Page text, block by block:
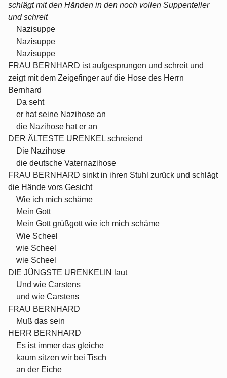
schlägt mit den Händen in den noch vollen Suppenteller
und schreit
Nazisuppe
Nazisuppe
Nazisuppe
FRAU BERNHARD ist aufgesprungen und schreit und
zeigt mit dem Zeigefinger auf die Hose des Herrn
Bernhard
Da seht
er hat seine Nazihose an
die Nazihose hat er an
DER ÄLTESTE URENKEL schreiend
Die Nazihose
die deutsche Vaternazihose
FRAU BERNHARD sinkt in ihren Stuhl zurück und schlägt
die Hände vors Gesicht
Wie ich mich schäme
Mein Gott
Mein Gott grüßgott wie ich mich schäme
Wie Scheel
wie Scheel
wie Scheel
DIE JÜNGSTE URENKELIN laut
Und wie Carstens
und wie Carstens
FRAU BERNHARD
Muß das sein
HERR BERNHARD
Es ist immer das gleiche
kaum sitzen wir bei Tisch
an der Eiche